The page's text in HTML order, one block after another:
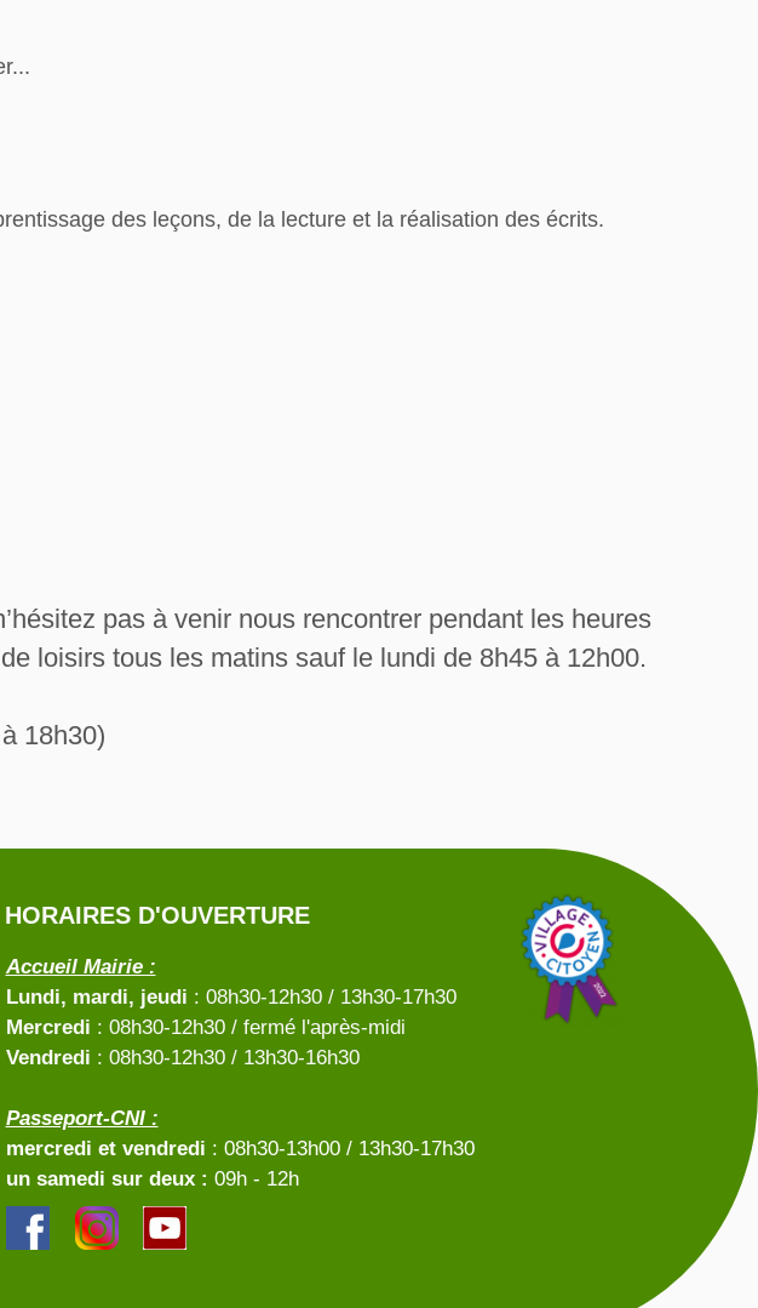
des leçons, de la lecture et la réalisation des écrits.
pas à venir nous rencontrer pendant les heures
loisirs tous les matins sauf le lundi de 8h45 à 12h00.
18h30)
HORAIRES D'OUVERTURE
Accueil Mairie :
Lundi, mardi, jeudi : 08h30-12h30 / 13h30-17h30
Mercredi : 08h30-12h30 / fermé l'après-midi
Vendredi : 08h30-12h30 / 13h30-16h30
Passeport-CNI :
mercredi et vendredi : 08h30-13h00 / 13h30-17h30
un samedi sur deux : 09h - 12h